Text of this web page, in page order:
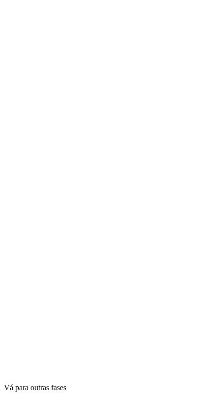
Vá para outras fases